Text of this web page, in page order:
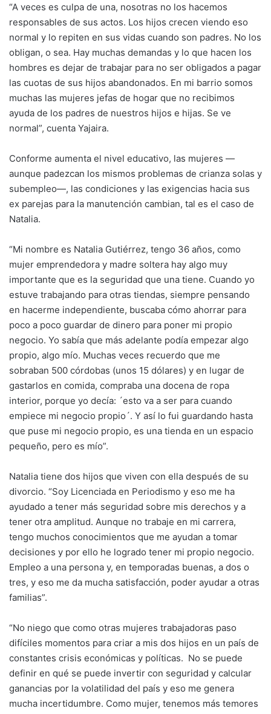
“A veces es culpa de una, nosotras no los hacemos
responsables de sus actos. Los hijos crecen viendo eso
normal y lo repiten en sus vidas cuando son padres. No los
obligan, o sea. Hay muchas demandas y lo que hacen los
hombres es dejar de trabajar para no ser obligados a pagar
las cuotas de sus hijos abandonados. En mi barrio somos
muchas las mujeres jefas de hogar que no recibimos
ayuda de los padres de nuestros hijos e hijas. Se ve
normal”, cuenta Yajaira.
Conforme aumenta el nivel educativo, las mujeres —
aunque padezcan los mismos problemas de crianza solas y
subempleo—, las condiciones y las exigencias hacia sus
ex parejas para la manutención cambian, tal es el caso de
Natalia.
“Mi nombre es Natalia Gutiérrez, tengo 36 años, como
mujer emprendedora y madre soltera hay algo muy
importante que es la seguridad que una tiene. Cuando yo
estuve trabajando para otras tiendas, siempre pensando
en hacerme independiente, buscaba cómo ahorrar para
poco a poco guardar de dinero para poner mi propio
negocio. Yo sabía que más adelante podía empezar algo
propio, algo mío. Muchas veces recuerdo que me
sobraban 500 córdobas (unos 15 dólares) y en lugar de
gastarlos en comida, compraba una docena de ropa
interior, porque yo decía: ´esto va a ser para cuando
empiece mi negocio propio´. Y así lo fui guardando hasta
que puse mi negocio propio, es una tienda en un espacio
pequeño, pero es mío”.
Natalia tiene dos hijos que viven con ella después de su
divorcio. “Soy Licenciada en Periodismo y eso me ha
ayudado a tener más seguridad sobre mis derechos y a
tener otra amplitud. Aunque no trabaje en mi carrera,
tengo muchos conocimientos que me ayudan a tomar
decisiones y por ello he logrado tener mi propio negocio.
Empleo a una persona y, en temporadas buenas, a dos o
tres, y eso me da mucha satisfacción, poder ayudar a otras
familias”.
“No niego que como otras mujeres trabajadoras paso
difíciles momentos para criar a mis dos hijos en un país de
constantes crisis económicas y políticas. No se puede
definir en qué se puede invertir con seguridad y calcular
ganancias por la volatilidad del país y eso me genera
mucha incertidumbre. Como mujer, tenemos más temores